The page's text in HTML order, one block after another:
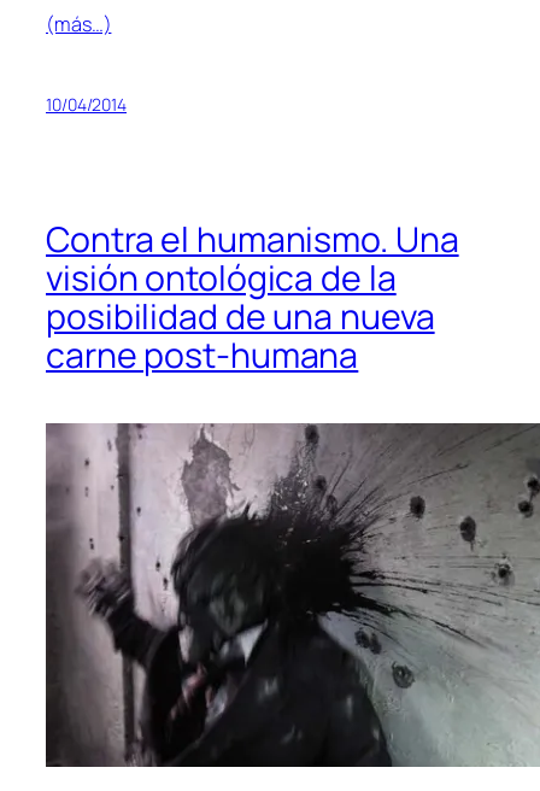
(más…)
10/04/2014
Contra el humanismo. Una
visión ontológica de la
posibilidad de una nueva
carne post-humana